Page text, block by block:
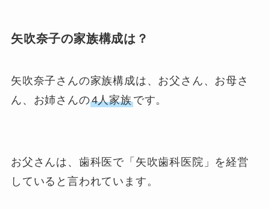
矢吹奈子の家族構成は？
矢吹奈子さんの家族構成は、お父さん、お母さ
ん、お姉さんの4人家族です。
お父さんは、歯科医で「矢吹歯科医院」を経営
していると言われています。